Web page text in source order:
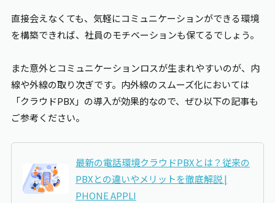
直接会えなくても、気軽にコミュニケーションができる環境
を構築できれば、社員のモチベーションも保てるでしょう。
また意外とコミュニケーションロスが生まれやすいのが、内
線や外線の取り次ぎです。内外線のスムーズ化においては
「クラウドPBX」の導入が効果的なので、ぜひ以下の記事も
ご参考ください。
最新の電話環境クラウドPBXとは？従来の
PBXとの違いやメリットを徹底解説 |
PHONE APPLI